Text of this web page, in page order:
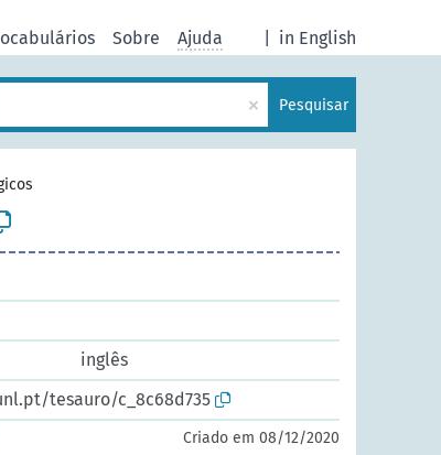
in English
Sobre Ajuda
× Pesquisar
inglês
tesauro/c_8c68d735
Criado em 08/12/2020